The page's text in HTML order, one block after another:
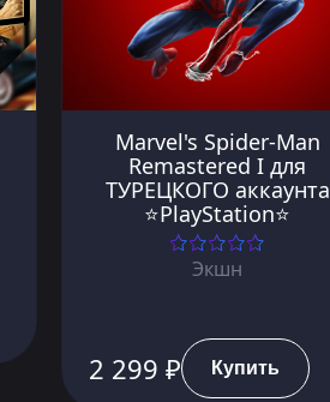
Marvel's Spider-Man
Remastered I для
ТУРЕЦКОГО аккаунта
⭐PlayStation⭐
Экшн
2 299 ₽ Купить